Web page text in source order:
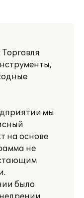
мы
на основе
не
было